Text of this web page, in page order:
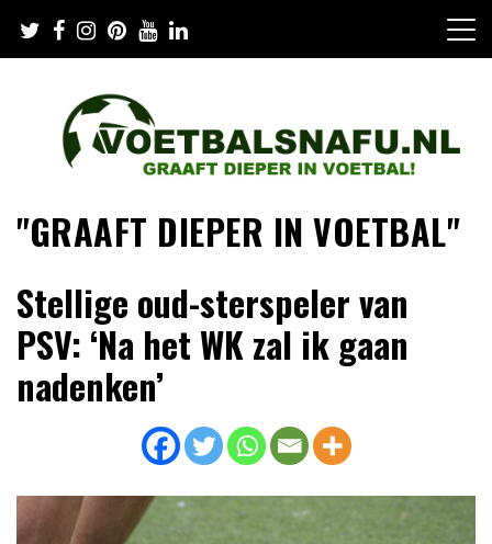
content
"GRAAFT DIEPER IN VOETBAL"
Stellige oud-sterspeler van
PSV: ‘Na het WK zal ik gaan
nadenken’